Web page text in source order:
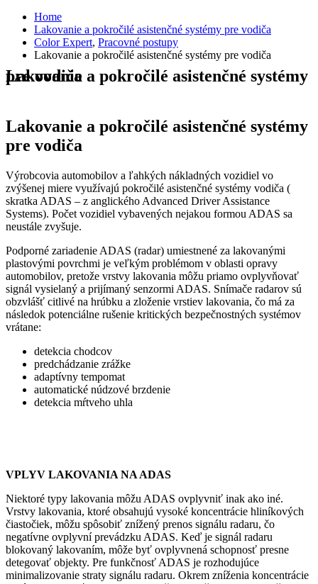
Home
Lakovanie a pokročilé asistenčné systémy pre vodiča
Color Expert, Pracovné postupy
Lakovanie a pokročilé asistenčné systémy pre vodiča
Lakovanie a pokročilé asistenčné systémy pre vodiča
Lakovanie a pokročilé asistenčné systémy
pre vodiča
Výrobcovia automobilov a ľahkých nákladných vozidiel vo
zvýšenej miere využívajú pokročilé asistenčné systémy vodiča (
skratka ADAS – z anglického Advanced Driver Assistance
Systems). Počet vozidiel vybavených nejakou formou ADAS sa
neustále zvyšuje.
Podporné zariadenie ADAS (radar) umiestnené za lakovanými
plastovými povrchmi je veľkým problémom v oblasti opravy
automobilov, pretože vrstvy lakovania môžu priamo ovplyvňovať
signál vysielaný a prijímaný senzormi ADAS. Snímače radarov sú
obzvlášť citlivé na hrúbku a zloženie vrstiev lakovania, čo má za
následok potenciálne rušenie kritických bezpečnostných systémov
vrátane:
detekcia chodcov
predchádzanie zrážke
adaptívny tempomat
automatické núdzové brzdenie
detekcia mŕtveho uhla
VPLYV LAKOVANIA NA ADAS
Niektoré typy lakovania môžu ADAS ovplyvniť inak ako iné.
Vrstvy lakovania, ktoré obsahujú vysoké koncentrácie hliníkových
čiastočiek, môžu spôsobiť znížený prenos signálu radaru, čo
negatívne ovplyvní prevádzku ADAS. Keď je signál radaru
blokovaný lakovaním, môže byť ovplyvnená schopnosť presne
detegovať objekty. Pre funkčnosť ADAS je rozhodujúce
minimalizovanie straty signálu radaru. Okrem zníženia koncentrácie